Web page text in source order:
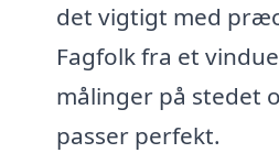
det vigtigt med
Fagfolk fra et
målinger på stedet
passer perfekt.